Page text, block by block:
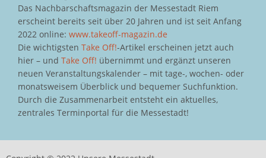
Das Nachbarschaftsmagazin der Messestadt Riem
erscheint bereits seit über 20 Jahren und ist seit Anfang
2022 online: www.takeoff-magazin.de
Die wichtigsten Take Off!-Artikel erscheinen jetzt auch
hier – und Take Off! übernimmt und ergänzt unseren
neuen Veranstaltungskalender – mit tage-, wochen- oder
monatsweisem Überblick und bequemer Suchfunktion.
Durch die Zusammenarbeit entsteht ein aktuelles,
zentrales Terminportal für die Messestadt!